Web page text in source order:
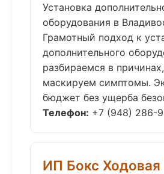
Установка
оборудования в
Грамотный подход к
дополнительного
разбираемся в
маскируем симптомы.
бюджет без ущерба
Телефон: +7 (948) 286-
ИП Бокс Ходовая